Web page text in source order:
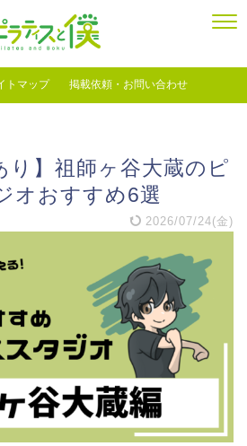
トマップ 掲載依頼・お問い合わせ
り】祖師ヶ谷大蔵のピ
オおすすめ6選
2026/07/24(金)